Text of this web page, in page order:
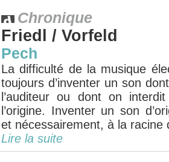
Chronique
Friedl / Vorfeld
Pech
La difficulté de la musique
toujours d’inventer un son
l’auditeur ou dont on
l’origine. Inventer un son
et nécessairement, à la racine
Lire la suite